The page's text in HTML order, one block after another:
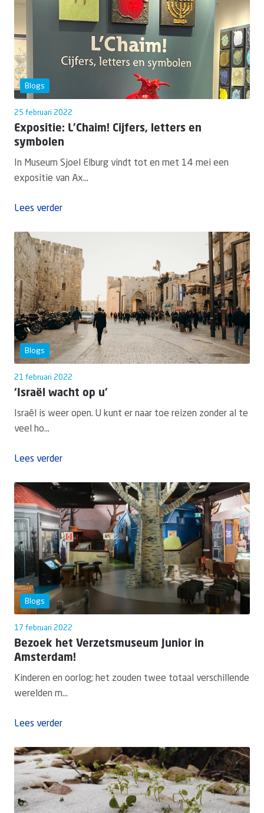
Blogs
25 februari 2022
Expositie: L'Chaim! Cijfers, letters en
symbolen
In Museum Sjoel Elburg vindt tot en met 14 mei een
expositie van Ax...
Lees verder
Blogs
21 februari 2022
‘Israël wacht op u’
Israël is weer open. U kunt er naar toe reizen zonder al te
veel ho...
Lees verder
Blogs
17 februari 2022
Bezoek het Verzetsmuseum Junior in
Amsterdam!
Kinderen en oorlog; het zouden twee totaal verschillende
werelden m...
Lees verder